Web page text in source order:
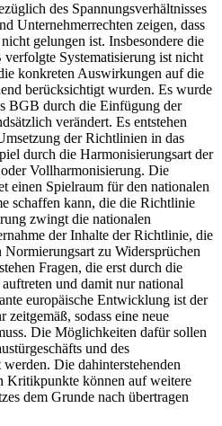
des Spannungsverhältnisses
Unternehmerrechten zeigen, dass
gelungen ist. Insbesondere die
Systematisierung ist nicht
konkreten Auswirkungen auf die
berücksichtigt wurden. Es wurde
BGB durch die Einfügung der
verändert. Es entstehen
der Richtlinien in das
durch die Harmonisierungsart der
Vollharmonisierung. Die
einen Spielraum für den nationalen
schaffen kann, die die Richtlinie
zwingt die nationalen
der Inhalte der Richtlinie, die
zu Widersprüchen
Fragen, die erst durch die
und damit nur national
europäische Entwicklung ist der
zeitgemäß, sodass eine neue
Die Möglichkeiten dafür sollen
und des
Die dahinterstehenden
Kritikpunkte können auf weitere
dem Grunde nach übertragen